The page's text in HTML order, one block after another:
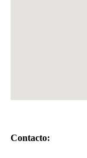
Contacto: